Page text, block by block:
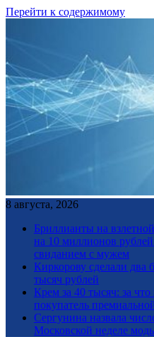
Перейти к содержимому
8 августа, 2026
Бриллианты на
на 10 миллионов
свиданием с мужем
Киркорову сделали два
тысяч рублей
Крем за 40 тысяч: за
покупатель
Сергунина назвала
Московской неделе